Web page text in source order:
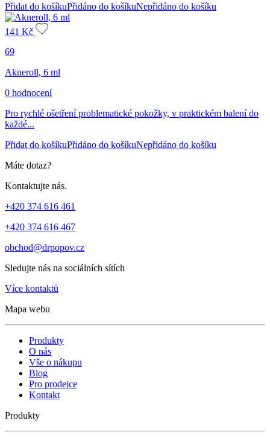
Přidat do košíkuPřidáno do košíkuNepřidáno do košíku
141 Kč
69
Akneroll, 6 ml
0 hodnocení
Pro rychlé ošetření problematické pokožky, v praktickém balení do
každé...
Přidat do košíkuPřidáno do košíkuNepřidáno do košíku
Máte dotaz?
Kontaktujte nás.
+420 374 616 461
+420 374 616 467
obchod@drpopov.cz
Sledujte nás na sociálních sítích
Více kontaktů
Mapa webu
Produkty
O nás
Vše o nákupu
Blog
Pro prodejce
Kontakt
Produkty